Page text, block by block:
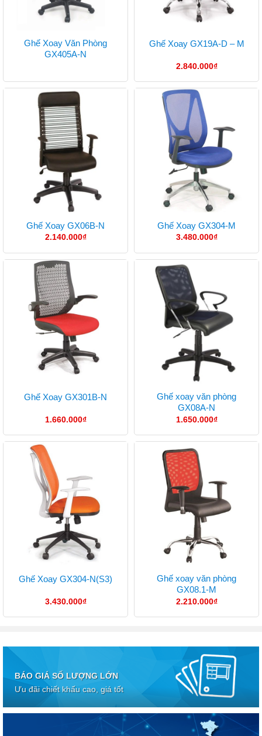
Ghế Xoay Văn Phòng
GX405A-N
Ghế Xoay GX19A-D – M
2.840.000₫
Ghế Xoay GX06B-N
2.140.000₫
Ghế Xoay GX304-M
3.480.000₫
Ghế Xoay GX301B-N
1.660.000₫
Ghế xoay văn phòng
GX08A-N
1.650.000₫
Ghế Xoay GX304-N(S3)
3.430.000₫
Ghế xoay văn phòng
GX08.1-M
2.210.000₫
BÁO GIÁ SỐ LƯỢNG LỚN
Ưu đãi chiết khấu cao, giá tốt